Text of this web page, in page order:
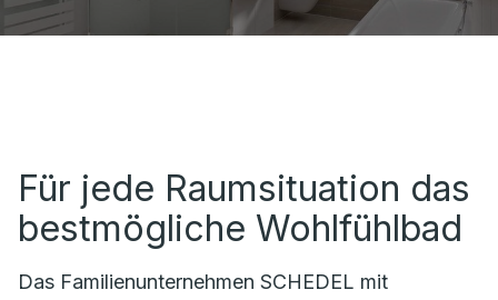
Für jede Raumsituation das
bestmögliche Wohlfühlbad
Das Familienunternehmen SCHEDEL mit